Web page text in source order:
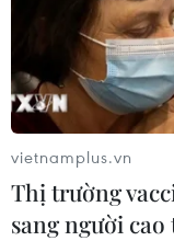
vietnamplus.vn
Thị trường
sang người cao